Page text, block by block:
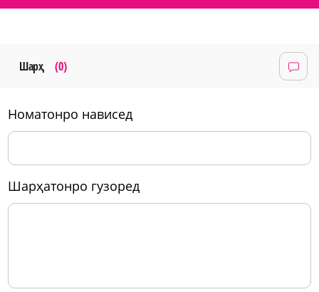
Шарҳ (0)
номатонро нависед
шарҳатонро гузоред